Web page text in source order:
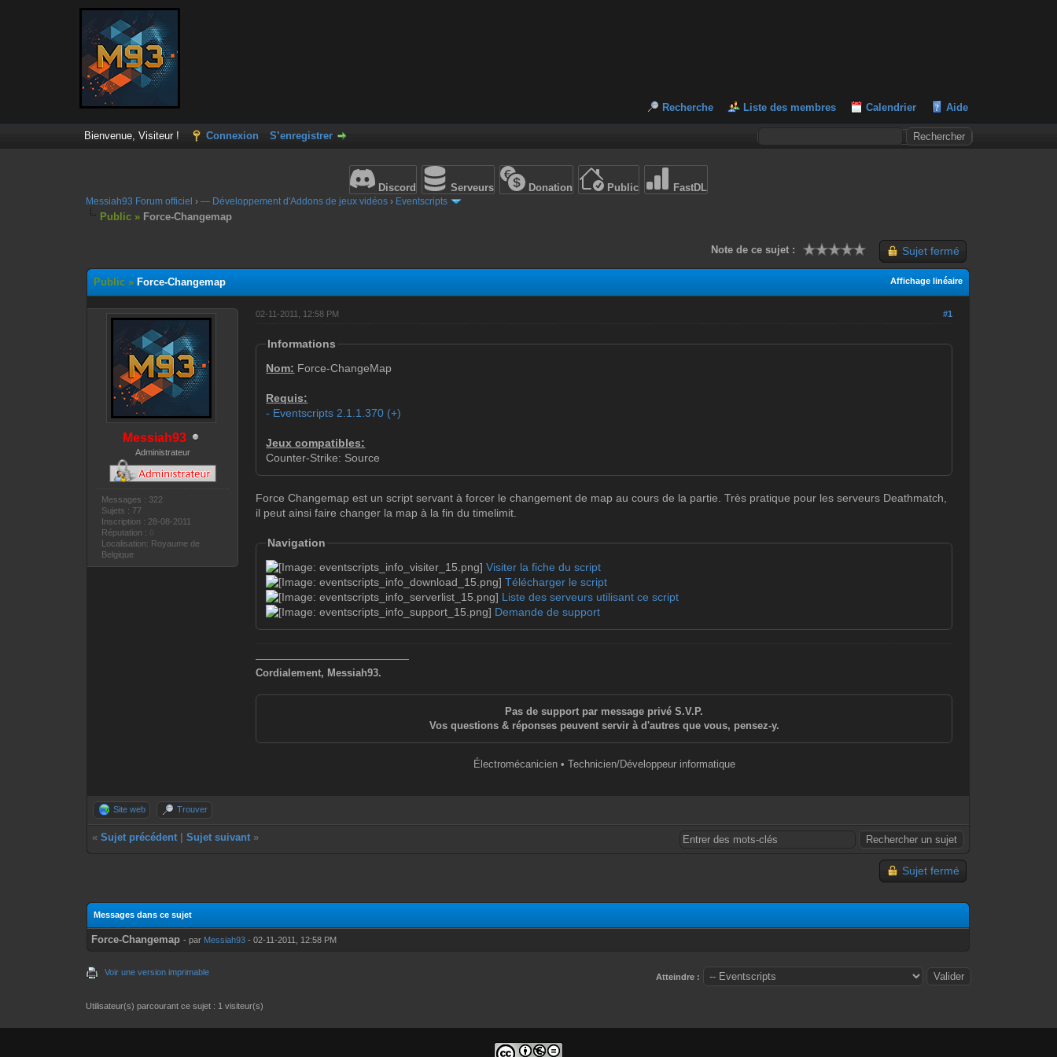
Recherche Liste des membres Calendrier Aide
Bienvenue, Visiteur ! Connexion S’enregistrer
Discord Serveurs Donation Public FastDL
Messiah93 Forum officiel ›— Développement d'Addons de jeux vidéos › Eventscripts
Public » Force-Changemap
Sujet fermé
Note de ce sujet :
Affichage linéaire
Public » Force-Changemap
Messiah93
Administrateur
Messages : 322
Sujets : 77
Inscription : 28-08-2011
Réputation :
Localisation: Royaume de
Belgique
#1
02-11-2011, 12:58 PM
Informations
Nom: Force-ChangeMap
Requis:
- Eventscripts 2.1.1.370 (+)
Jeux compatibles:
Counter-Strike: Source
Force Changemap est un script servant à forcer le changement de map au cours de la partie. Très pratique pour les serveurs Deathmatch,
il peut ainsi faire changer la map à la fin du timelimit.
Navigation
Visiter la fiche du script
Télécharger le script
Liste des serveurs utilisant ce script
Demande de support
———————————————
Cordialement, Messiah93.
Pas de support par message privé S.V.P.
Vos questions & réponses peuvent servir à d'autres que vous, pensez-y.
Électromécanicien • Technicien/Développeur informatique
Site web Trouver
«Sujet précédent |Sujet suivant »
Sujet fermé
Messages dans ce sujet
Force-Changemap - par Messiah93 - 02-11-2011, 12:58 PM
Voir une version imprimable Atteindre :
Utilisateur(s) parcourant ce sujet : 1 visiteur(s)